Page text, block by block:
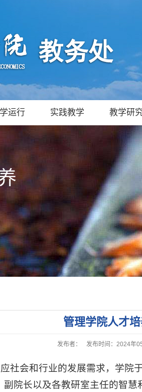
运行 实践教学 教学研
管理学院人才
发布者： 发布时间：2024年
社会和行业的发展需求，学
院长以及各教研室主任的智